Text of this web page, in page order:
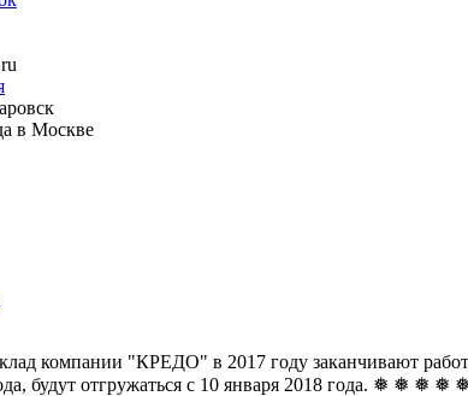
в Москве
"КРЕДО" в 2017 году заканчивают работу
будут отгружаться с 10 января 2018 года. ❅ ❅ ❅ ❅